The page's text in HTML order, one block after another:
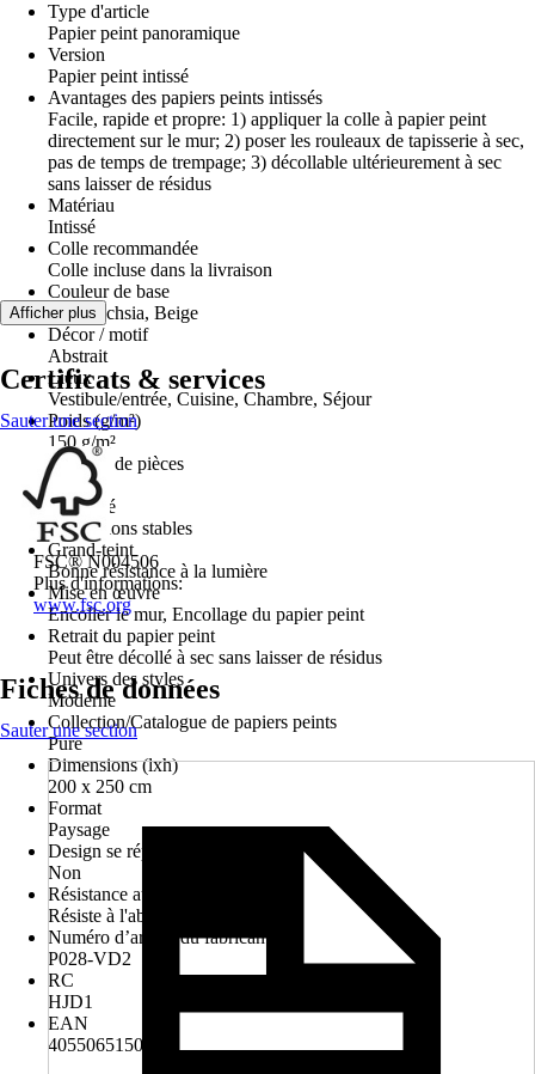
Type d'article
Papier peint panoramique
Version
Papier peint intissé
Avantages des papiers peints intissés
Facile, rapide et propre: 1) appliquer la colle à papier peint
directement sur le mur; 2) poser les rouleaux de tapisserie à sec,
pas de temps de trempage; 3) décollable ultérieurement à sec
sans laisser de résidus
Matériau
Intissé
Colle recommandée
Colle incluse dans la livraison
Couleur de base
Rose fuchsia, Beige
Décor / motif
Abstrait
Lieux
Vestibule/entrée, Cuisine, Chambre, Séjour
Poids (g/m²)
150 g/m²
Nombre de pièces
2
Propriété
Dimensions stables
Grand-teint
Bonne résistance à la lumière
Mise en œuvre
Encoller le mur, Encollage du papier peint
Retrait du papier peint
Peut être décollé à sec sans laisser de résidus
Univers des styles
Moderne
Collection/Catalogue de papiers peints
Pure
Dimensions (lxh)
200 x 250 cm
Format
Paysage
Design se répétant
Non
Résistance au lavage
Résiste à l'abrasion
Numéro d’article du fabricant
P028-VD2
RC
HJD1
EAN
4055065150296
Afficher plus
Certificats & services
Sauter une section
FSC® N004506
Plus d'informations:
www.fsc.org
Fiches de données
Sauter une section